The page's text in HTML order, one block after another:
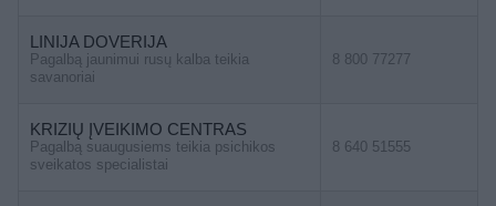
LINIJA DOVERIJA
Pagalbą jaunimui rusų kalba teikia
savanoriai
8 800 77277
KRIZIŲ ĮVEIKIMO CENTRAS
Pagalbą suaugusiems teikia psichikos
sveikatos specialistai
8 640 51555